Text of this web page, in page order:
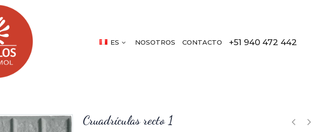
ES NOSOTROS CONTACTO +51 940 472 442
Cruadrículas recto 1